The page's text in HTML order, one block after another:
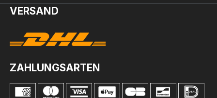
VERSAND
ZAHLUNGSARTEN